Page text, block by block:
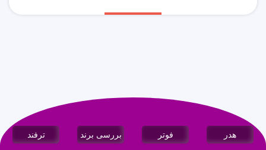
هدر فوتر بررسی برند ترفند